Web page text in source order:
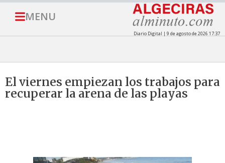
MENU
Diario Digital | 9 de agosto de 2026 17:37
El viernes empiezan los trabajos para
recuperar la arena de las playas